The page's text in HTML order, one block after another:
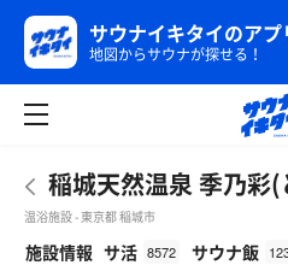
サウナイキタイのアプ
地図からサウナが探せる！
稲城天然温泉 季乃彩
温浴施設 - 東京都 稲城市
施設情報 サ活 8572 サウナ飯